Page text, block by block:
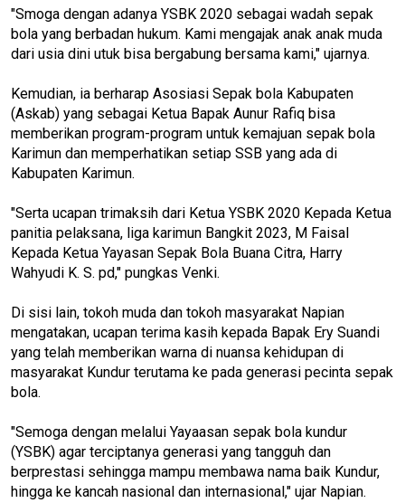
"Smoga dengan adanya YSBK 2020 sebagai wadah sepak
bola yang berbadan hukum. Kami mengajak anak anak muda
dari usia dini utuk bisa bergabung bersama kami," ujarnya.
Kemudian, ia berharap Asosiasi Sepak bola Kabupaten
(Askab) yang sebagai Ketua Bapak Aunur Rafiq bisa
memberikan program-program untuk kemajuan sepak bola
Karimun dan memperhatikan setiap SSB yang ada di
Kabupaten Karimun.
"Serta ucapan trimaksih dari Ketua YSBK 2020 Kepada Ketua
panitia pelaksana, liga karimun Bangkit 2023, M Faisal
Kepada Ketua Yayasan Sepak Bola Buana Citra, Harry
Wahyudi K. S. pd," pungkas Venki.
Di sisi lain, tokoh muda dan tokoh masyarakat Napian
mengatakan, ucapan terima kasih kepada Bapak Ery Suandi
yang telah memberikan warna di nuansa kehidupan di
masyarakat Kundur terutama ke pada generasi pecinta sepak
bola.
"Semoga dengan melalui Yayaasan sepak bola kundur
(YSBK) agar terciptanya generasi yang tangguh dan
berprestasi sehingga mampu membawa nama baik Kundur,
hingga ke kancah nasional dan internasional," ujar Napian.